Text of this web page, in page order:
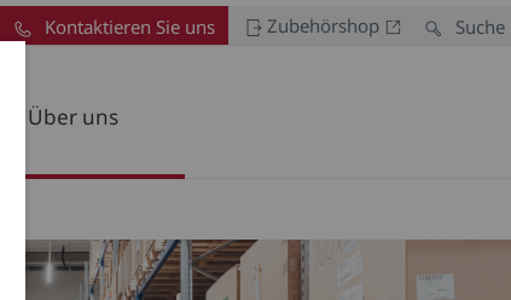
Über uns
Suche
Zubehörshop
Kontaktieren Sie uns